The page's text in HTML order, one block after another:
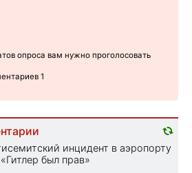
опроса вам нужно проголосовать
1
инцидент в аэропорту
был прав»